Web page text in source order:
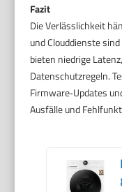
Fazit
Die Verlässlichkeit
und Clouddienste
bieten niedrige
Datenschutzregeln.
Firmware‑Updates
Ausfälle und